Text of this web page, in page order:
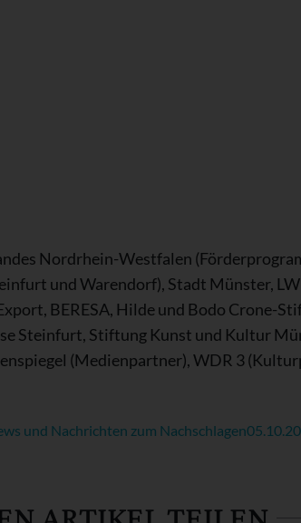
Nordrhein-Westfalen
und Warendorf), Stadt Münster,
BERESA, Hilde und Bodo Crone-
Steinfurt, Stiftung Kunst und Kultur
(Medienpartner), WDR 3
und Nachrichten zum Nachschlagen